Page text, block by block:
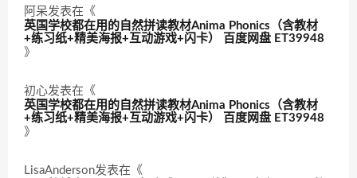
阿呆发表在《
英国学校都在用的自然拼读教材Anima Phonics（含教材
+练习纸+精美海报+互动游戏+闪卡） 百度网盘 ET39948
》
初心发表在《
英国学校都在用的自然拼读教材Anima Phonics（含教材
+练习纸+精美海报+互动游戏+闪卡） 百度网盘 ET39948
》
LisaAnderson发表在《